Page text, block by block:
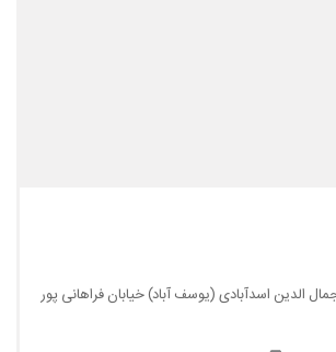
الدین اسدآبادی (یوسف آباد) خیابان فراهانی پور